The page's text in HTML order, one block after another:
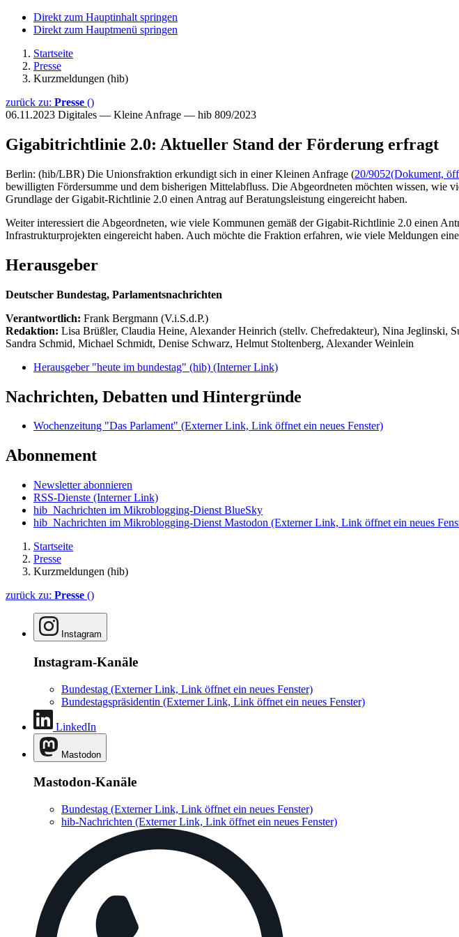
Direkt zum Hauptinhalt springen
Direkt zum Hauptmenü springen
Startseite
Presse
Kurzmeldungen (hib)
zurück zu: Presse ()
06.11.2023 Digitales — Kleine Anfrage — hib 809/2023
Gigabitrichtlinie 2.0: Aktueller Stand der Förderung erfragt
Berlin: (hib/LBR) Die Unionsfraktion erkundigt sich in einer Kleinen Anfrage (20/9052(Dokument,
bewilligten Fördersumme und dem bisherigen Mittelabfluss. Die Abgeordneten möchten wissen,
Grundlage der Gigabit-Richtlinie 2.0 einen Antrag auf Beratungsleistung eingereicht haben.
Weiter interessiert die Abgeordneten, wie viele Kommunen gemäß der Gigabit-Richtlinie 2.0 einen
Infrastrukturprojekten eingereicht haben. Auch möchte die Fraktion erfahren, wie viele Meldungen
Herausgeber
Deutscher Bundestag, Parlamentsnachrichten
Verantwortlich: Frank Bergmann (V.i.S.d.P.)
Redaktion: Lisa Brüßler, Claudia Heine, Alexander Heinrich (stellv. Chefredakteur), Nina Jeglinski,
Sandra Schmid, Michael Schmidt, Denise Schwarz, Helmut Stoltenberg, Alexander Weinlein
Herausgeber "heute im bundestag" (hib) (Interner Link)
Nachrichten, Debatten und Hintergründe
Wochenzeitung "Das Parlament" (Externer Link, Link öffnet ein neues Fenster)
Abonnement
Newsletter abonnieren
RSS-Dienste (Interner Link)
hib_Nachrichten im Mikroblogging-Dienst BlueSky
hib_Nachrichten im Mikroblogging-Dienst Mastodon (Externer Link, Link öffnet ein neues
Startseite
Presse
Kurzmeldungen (hib)
zurück zu: Presse ()
Instagram
Instagram-Kanäle
Bundestag (Externer Link, Link öffnet ein neues Fenster)
Bundestagspräsidentin (Externer Link, Link öffnet ein neues Fenster)
LinkedIn
Mastodon
Mastodon-Kanäle
Bundestag (Externer Link, Link öffnet ein neues Fenster)
hib-Nachrichten (Externer Link, Link öffnet ein neues Fenster)